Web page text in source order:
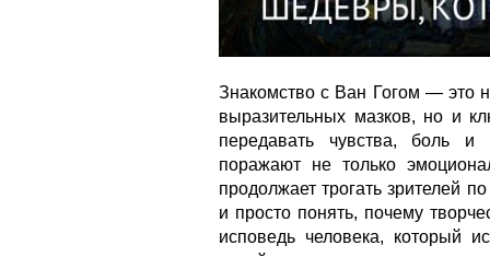
Знакомство с Ван Гогом — это
выразительных мазков, но и
передавать чувства, боль
поражают не только
продолжает трогать зрителей
и просто понять, почему
исповедь человека, который